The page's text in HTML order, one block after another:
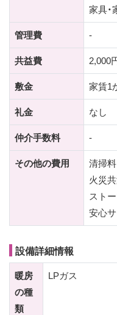
家具
管理費
-
共益費
2,000
敷金
家賃1
礼金
なし
仲介手数料
-
その他の費用
清掃料
火災
スト
安心
設備詳細情報
暖房
の種
類
LPガス